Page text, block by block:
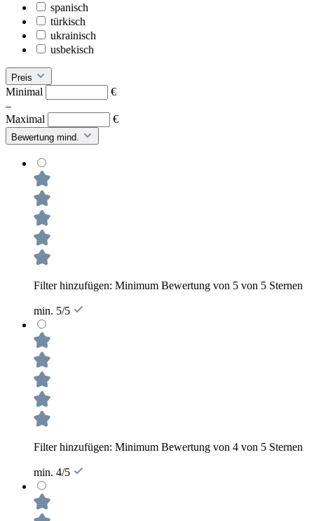
spanisch
türkisch
ukrainisch
usbekisch
Preis
Minimal
€
–
Maximal
€
Bewertung mind.
Filter hinzufügen: Minimum Bewertung von 5 von 5 Sternen
min. 5/5
Filter hinzufügen: Minimum Bewertung von 4 von 5 Sternen
min. 4/5